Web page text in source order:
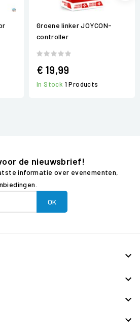
Groene linker JOYCON-
controller
€ 19,99
In Stock 1 Products
de nieuwsbrief!
informatie over evenementen,



